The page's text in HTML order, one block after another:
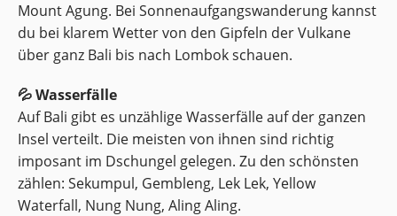
Mount Agung. Bei Sonnenaufgangswanderung kannst
du bei klarem Wetter von den Gipfeln der Vulkane
über ganz Bali bis nach Lombok schauen.
💦 Wasserfälle
Auf Bali gibt es unzählige Wasserfälle auf der ganzen
Insel verteilt. Die meisten von ihnen sind richtig
imposant im Dschungel gelegen. Zu den schönsten
zählen: Sekumpul, Gembleng, Lek Lek, Yellow
Waterfall, Nung Nung, Aling Aling.